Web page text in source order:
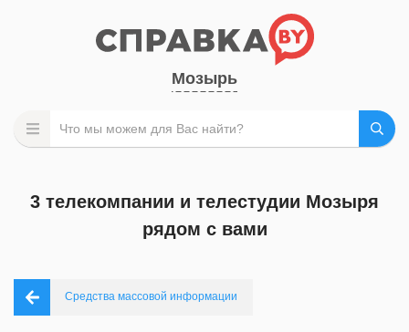
Мозырь
3 телекомпании и телестудии Мозыря
рядом с вами
Средства массовой информации